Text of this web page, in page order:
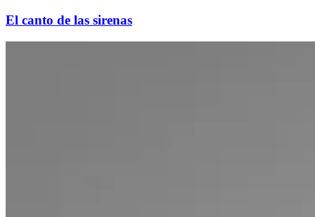
El canto de las sirenas